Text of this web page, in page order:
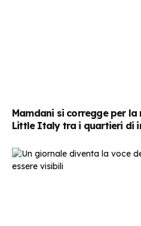
Mamdani si corregge per
Little Italy tra i quartieri di